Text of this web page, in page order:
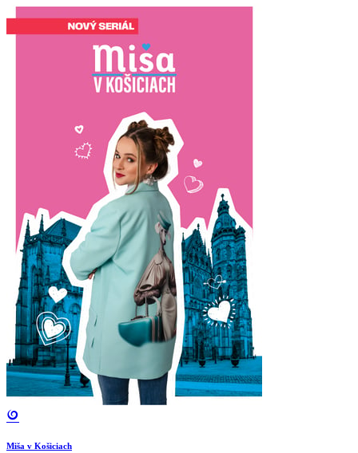
Miša v Košiciach